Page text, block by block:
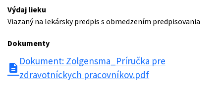
Výdaj lieku
Viazaný na lekársky predpis s obmedzením predpisovania
Dokumenty
description
Dokument: Zolgensma_Príručka pre
zdravotníckych pracovníkov.pdf